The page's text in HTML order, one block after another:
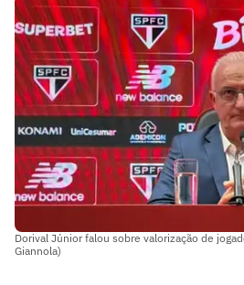
Dorival Júnior falou sobre valorização de
Giannola)